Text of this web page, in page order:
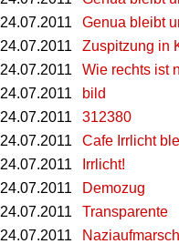
24.07.2011
Genua bleibt
24.07.2011
Zuspitzung in
24.07.2011
Wie rechts ist
24.07.2011
bild
24.07.2011
312380
24.07.2011
Cafe Irrlicht
24.07.2011
Irrlicht!
24.07.2011
Demozug
24.07.2011
Transparente
24.07.2011